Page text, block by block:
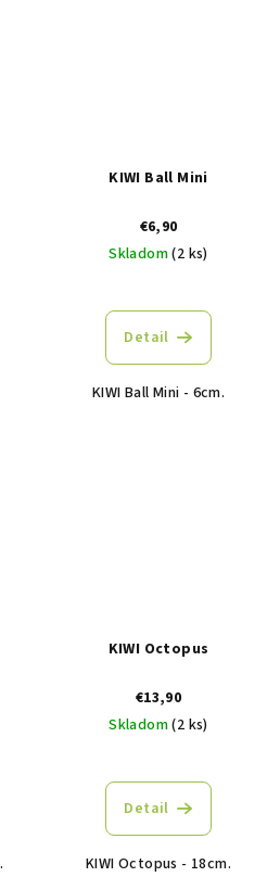
KIWI Ball Mini
€6,90
Skladom(2 ks)
Detail
KIWI Ball Mini - 6cm.
KIWI Octopus
€13,90
Skladom(2 ks)
Detail
KIWI Octopus - 18cm.